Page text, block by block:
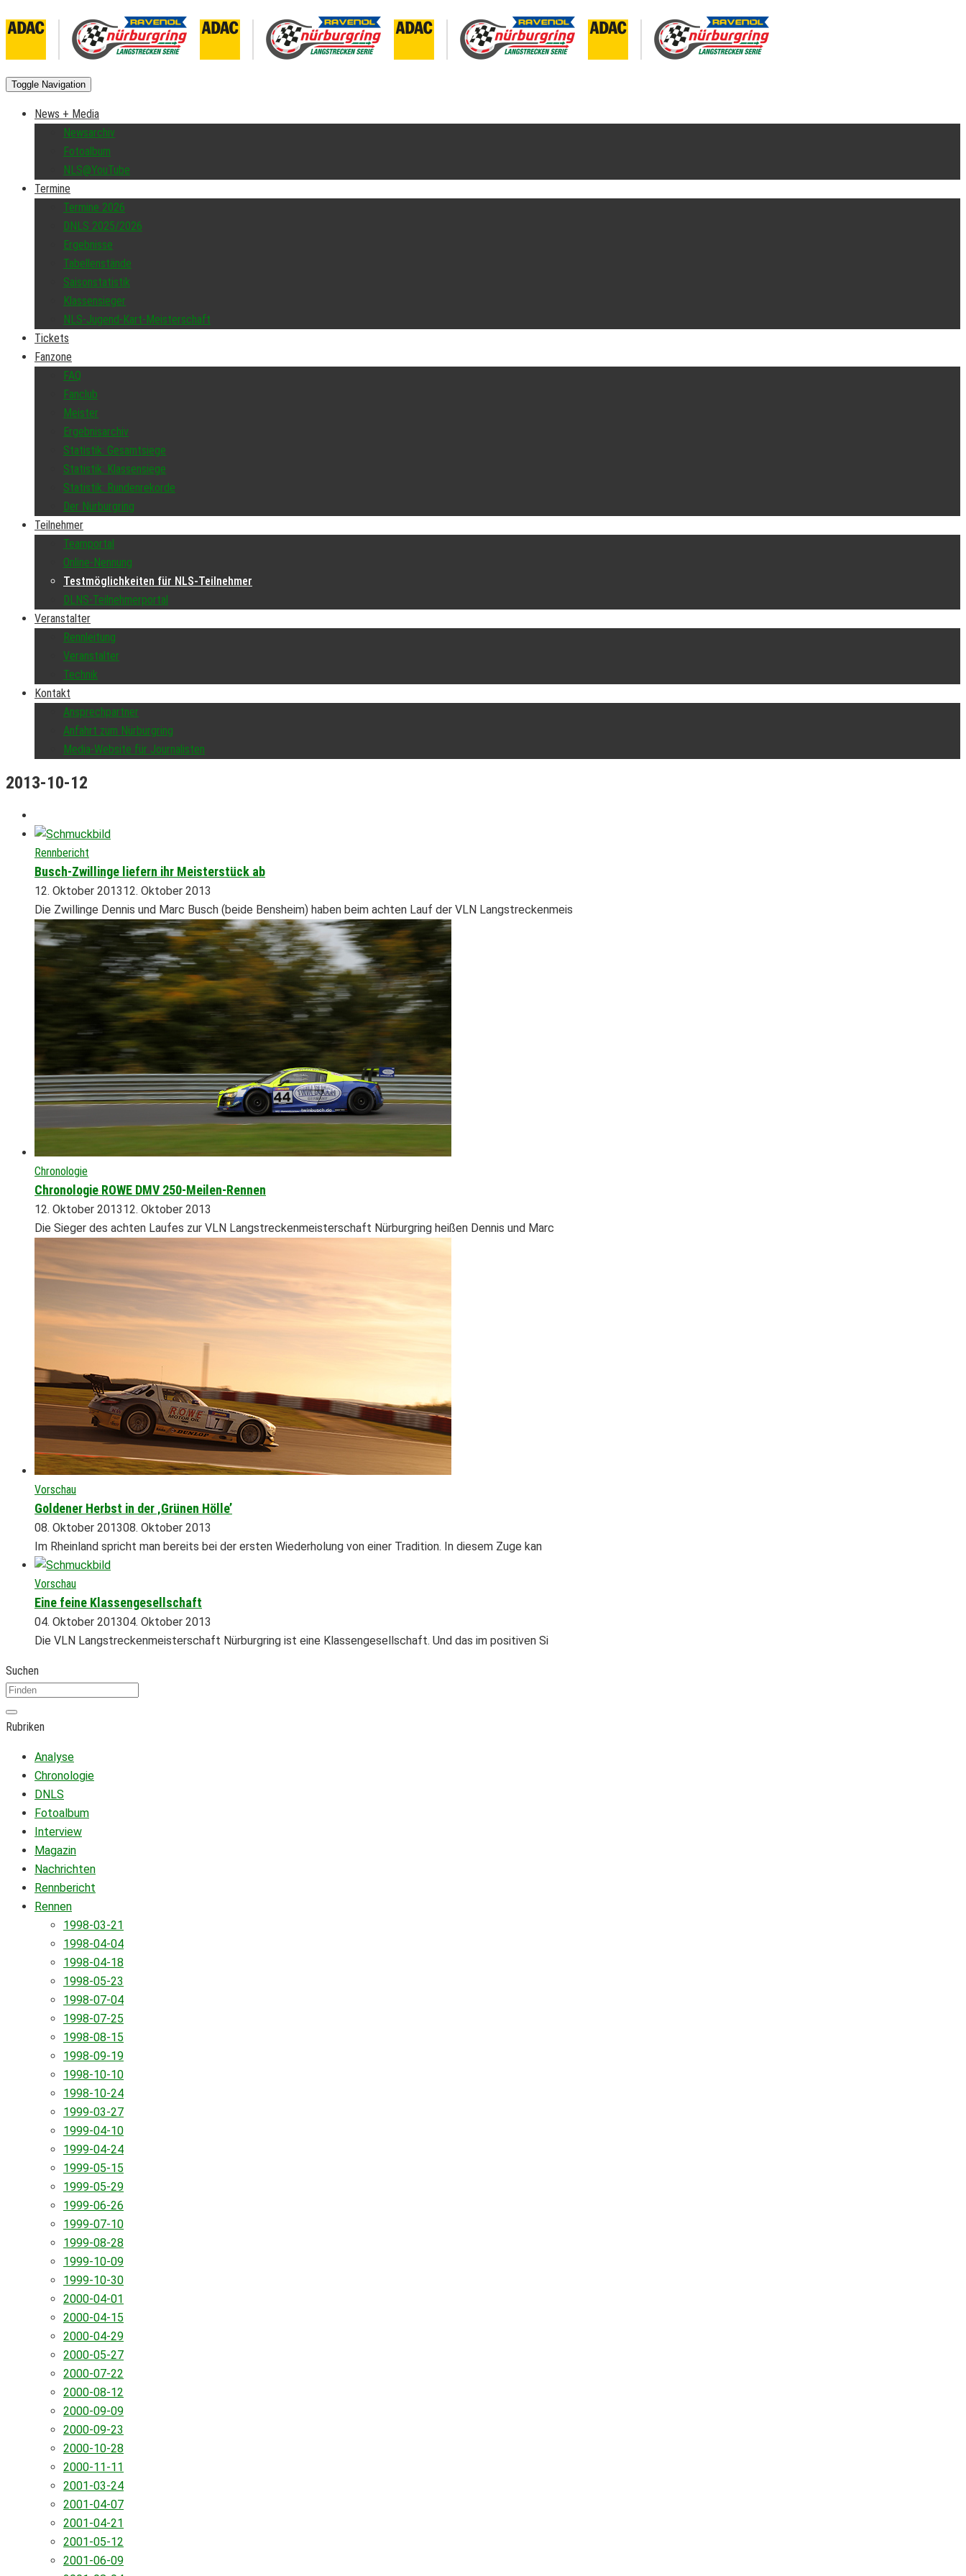
Toggle Navigation
News + Media
Newsarchiv
Fotoalbum
NLS@YouTube
Termine
Termine 2026
DNLS 2025/2026
Ergebnisse
Tabellenstände
Saisonstatistik
Klassensieger
NLS-Jugend-Kart-Meisterschaft
Tickets
Fanzone
FAQ
Fanclub
Meister
Ergebnisarchiv
Statistik: Gesamtsiege
Statistik: Klassensiege
Statistik: Rundenrekorde
Der Nürburgring
Teilnehmer
Teamportal
Online-Nennung
Testmöglichkeiten für NLS-Teilnehmer
DLNS-Teilnehmerportal
Veranstalter
Rennleitung
Veranstalter
Technik
Kontakt
Ansprechpartner
Anfahrt zum Nürburgring
Media-Website für Journalisten
2013-10-12
Rennbericht
Busch-Zwillinge liefern ihr Meisterstück ab
12. Oktober 201312. Oktober 2013
Die Zwillinge Dennis und Marc Busch (beide Bensheim) haben beim achten Lauf der VLN Langstreckenmeis
Chronologie
Chronologie ROWE DMV 250-Meilen-Rennen
12. Oktober 201312. Oktober 2013
Die Sieger des achten Laufes zur VLN Langstreckenmeisterschaft Nürburgring heißen Dennis und Marc
Vorschau
Goldener Herbst in der ‚Grünen Hölle’
08. Oktober 201308. Oktober 2013
Im Rheinland spricht man bereits bei der ersten Wiederholung von einer Tradition. In diesem Zuge kan
Vorschau
Eine feine Klassengesellschaft
04. Oktober 201304. Oktober 2013
Die VLN Langstreckenmeisterschaft Nürburgring ist eine Klassengesellschaft. Und das im positiven Si
Suchen
Rubriken
Analyse
Chronologie
DNLS
Fotoalbum
Interview
Magazin
Nachrichten
Rennbericht
Rennen
1998-03-21
1998-04-04
1998-04-18
1998-05-23
1998-07-04
1998-07-25
1998-08-15
1998-09-19
1998-10-10
1998-10-24
1999-03-27
1999-04-10
1999-04-24
1999-05-15
1999-05-29
1999-06-26
1999-07-10
1999-08-28
1999-10-09
1999-10-30
2000-04-01
2000-04-15
2000-04-29
2000-05-27
2000-07-22
2000-08-12
2000-09-09
2000-09-23
2000-10-28
2000-11-11
2001-03-24
2001-04-07
2001-04-21
2001-05-12
2001-06-09